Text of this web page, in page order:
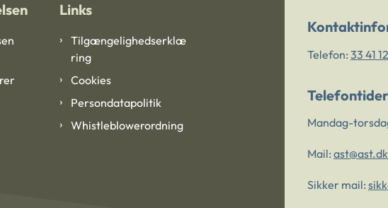
Links
Tilgængelighedserklæ
ring
Cookies
Persondatapolitik
Whistleblowerordning
Telefon: 33 41
Telefontider
Mandag-
Mail: ast@ast.dk
Sikker mail: